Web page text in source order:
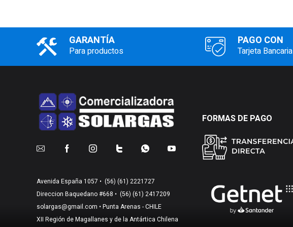
GARANTÍA
Para productos
PAGO CON
Tarjeta Bancaria
Avenida España 1057 • (56) (61) 2221727
Direccion Baquedano #668 • (56) (61) 2417209
solargas@gmail.com • Punta Arenas - CHILE
XII Región de Magallanes y de la Antártica Chilena
FORMAS DE PAGO